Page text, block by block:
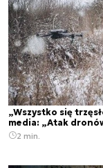
„Wszystko się
media: „Atak
2 min.